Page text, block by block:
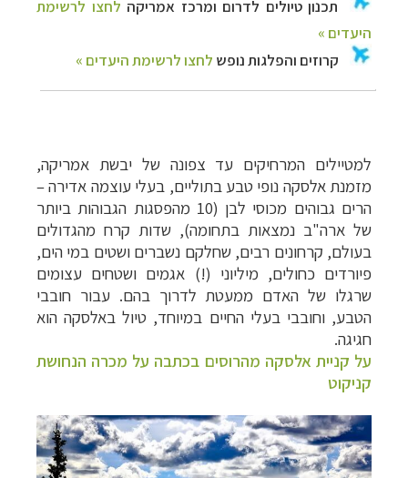
למטיילים המרחיקים עד צפונה של יבשת אמריקה,
מזמנת אלסקה נופי טבע בתוליים, בעלי עוצמה אדירה –
הרים גבוהים מכוסי לבן (10 מהפסגות הגבוהות ביותר
של ארה"ב נמצאות בתחומה), שדות קרח מהגדולים
בעולם, קרחונים רבים, שחלקם נשברים ושטים במי הים,
פיורדים כחולים, מיליוני (!) אגמים ושטחים עצומים
שרגלו של האדם ממעטת לדרוך בהם. עבור חובבי
הטבע, וחובבי בעלי החיים במיוחד, טיול באלסקה הוא
חגיגה.
על קניית אלסקה מהרוסים בכתבה על מכרה הנחושת
קניקוט